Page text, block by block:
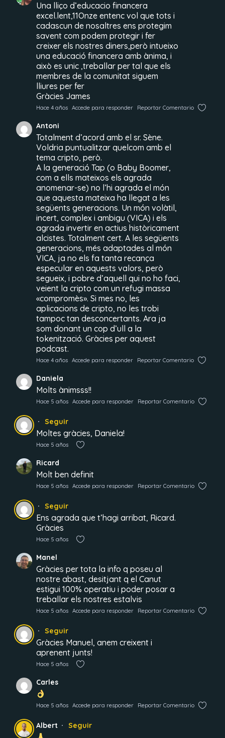
Una lliço d’educacio financera
excel.lent,11Onze entenc vol que tots i
cadascun de nosaltres ens protegim
savent com podem protegir i fer
creixer els nostres diners,però intueixo
una educació financera amb ànima, i
això es unic ,treballar per tal que els
membres de la comunitat siguem
lliures per fer
Gràcies James
Hace 4 años Accede para responder Reportar Comentario
Antoni
Totalment d’acord amb el sr. Sène.
Voldria puntualitzar quelcom amb el
tema cripto, però.
A la generació Tap (o Baby Boomer,
com a ells mateixos els agrada
anomenar-se) no l’hi agrada el món
que aquesta mateixa ha llegat a les
següents generacions. Un món volàtil,
incert, complex i ambigu (VICA) i els
agrada invertir en actius històricament
alcistes. Totalment cert. A les següents
generacions, més adaptades al món
VICA, ja no els fa tanta recança
especular en aquests valors, però
segueix, i pobre d’aquell qui no ho faci,
veient la cripto com un refugi massa
«compromès». Si mes no, les
aplicacions de cripto, no les trobi
tampoc tan desconcertants. Ara ja
som donant un cop d’ull a la
tokenització. Gràcies per aquest
podcast.
Hace 4 años Accede para responder Reportar Comentario
Daniela
Molts ànimsss!!
Hace 5 años Accede para responder Reportar Comentario
Seguir
Moltes gràcies, Daniela!
Hace 5 años
Ricard
Molt ben definit
Hace 5 años Accede para responder Reportar Comentario
Seguir
Ens agrada que t’hagi arribat, Ricard.
Gràcies
Hace 5 años
Manel
Gràcies per tota la info q poseu al
nostre abast, desitjant q el Canut
estigui 100% operatiu i poder posar a
treballar els nostres estalvis
Hace 5 años Accede para responder Reportar Comentario
Seguir
Gràcies Manuel, anem creixent i
aprenent junts!
Hace 5 años
Carles
Hace 5 años Accede para responder Reportar Comentario
Albert Seguir